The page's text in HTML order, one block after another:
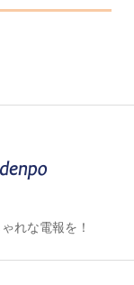
れな電報を！